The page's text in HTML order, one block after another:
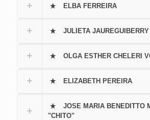
ELBA FERREIRA
JULIETA
OLGA ESTHER CHELERI
ELIZABETH PEREIRA
JOSE MARIA BENEDITTO
"CHITO"